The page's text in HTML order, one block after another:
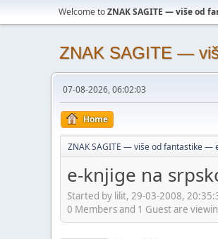
Welcome toZNAK SAGITE — više od
ZNAK SAGITE —
07-08-2026, 06:02:03
Home
ZNAK SAGITE — više od fantastike —
e-knjige na
Started by lilit, 29-03-2008,
0 Members and 1 Guest are